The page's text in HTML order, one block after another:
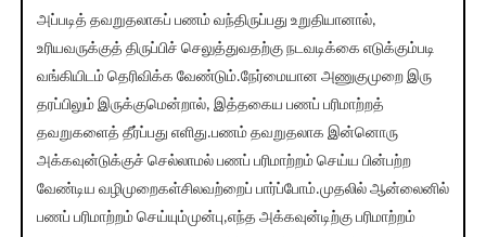
அப்படித் தவறுதலாகப் பணம் வந்திருப்பது உறுதியானால்,
உரியவருக்குத் திருப்பிச் செலுத்துவதற்கு நடவடிக்கை எடுக்கும்படி
வங்கியிடம் தெரிவிக்க வேண்டும்.நேர்மையான அணுகுமுறை இரு
தரப்பிலும் இருக்குமென்றால், இத்தகைய பணப் பரிமாற்றத்
தவறுகளைத் தீர்ப்பது எளிது.பணம் தவறுதலாக இன்னொரு
அக்கவுன்டுக்குச் செல்லாமல் பணப் பரிமாற்றம் செய்ய பின்பற்ற
வேண்டிய வழிமுறைகள்சிலவற்றைப் பார்ப்போம்.முதலில் ஆன்லைனில்
பணப் பரிமாற்றம் செய்யும்முன்பு,எந்த அக்கவுன்டிற்கு பரிமாற்றம்